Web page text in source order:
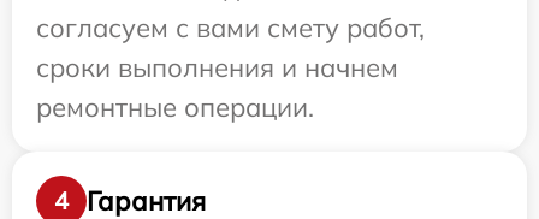
согласуем с вами смету работ,
сроки выполнения и начнем
ремонтные операции.
4
Гарантия